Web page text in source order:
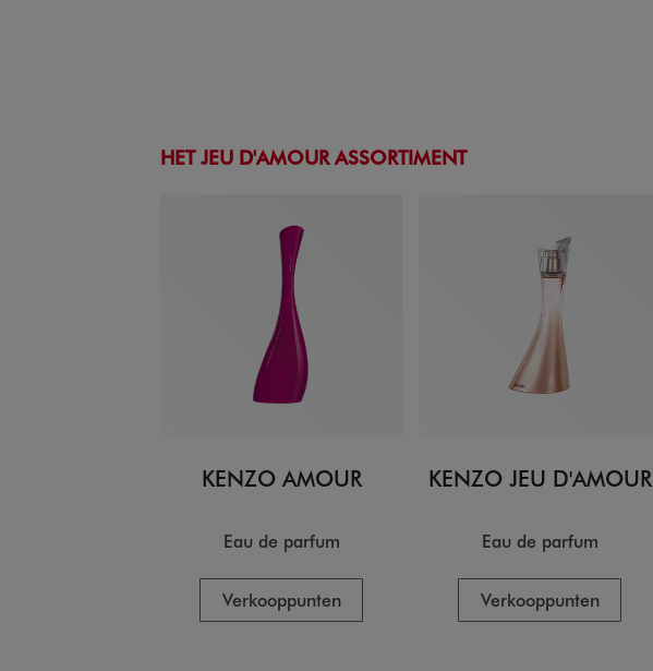
HET JEU D'AMOUR ASSORTIMENT
KENZO AMOUR
Eau de parfum
Verkooppunten
KENZO JEU D'AMOUR
Eau de parfum
Verkooppunten